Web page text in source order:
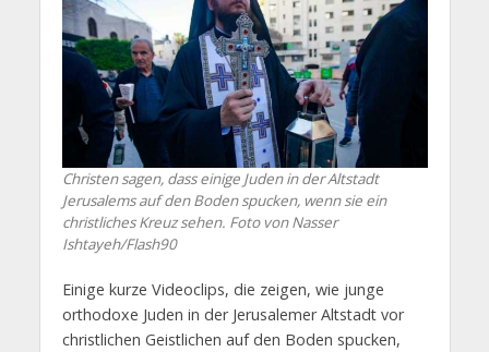
Christen sagen, dass einige Juden in der Altstadt
Jerusalems auf den Boden spucken, wenn sie ein
christliches Kreuz sehen. Foto von Nasser
Ishtayeh/Flash90
Einige kurze Videoclips, die zeigen, wie junge
orthodoxe Juden in der Jerusalemer Altstadt vor
christlichen Geistlichen auf den Boden spucken,